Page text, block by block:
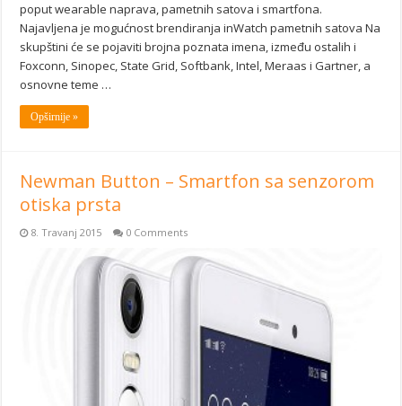
poput wearable naprava, pametnih satova i smartfona.
Najavljena je mogućnost brendiranja inWatch pametnih satova Na
skupštini će se pojaviti brojna poznata imena, između ostalih i
Foxconn, Sinopec, State Grid, Softbank, Intel, Meraas i Gartner, a
osnovne teme …
Opširnije »
Newman Button – Smartfon sa senzorom
otiska prsta
8. Travanj 2015 0 Comments